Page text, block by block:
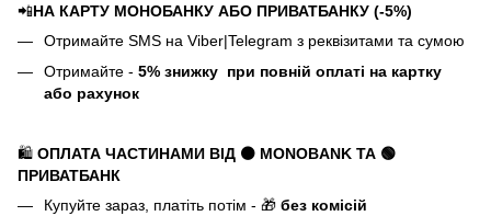
📲НА КАРТУ МОНОБАНКУ АБО ПРИВАТБАНКУ (-5%)
Отримайте SMS на Viber|Telegram з реквізитами та сумою
Отримайте - 5% знижку при повній оплаті на картку
або рахунок
🛍️ ОПЛАТА ЧАСТИНАМИ ВІД ⚫ MONOBANK ТА 🟢
ПРИВАТБАНК
Купуйте зараз, платіть потім - 🎁 без комісій